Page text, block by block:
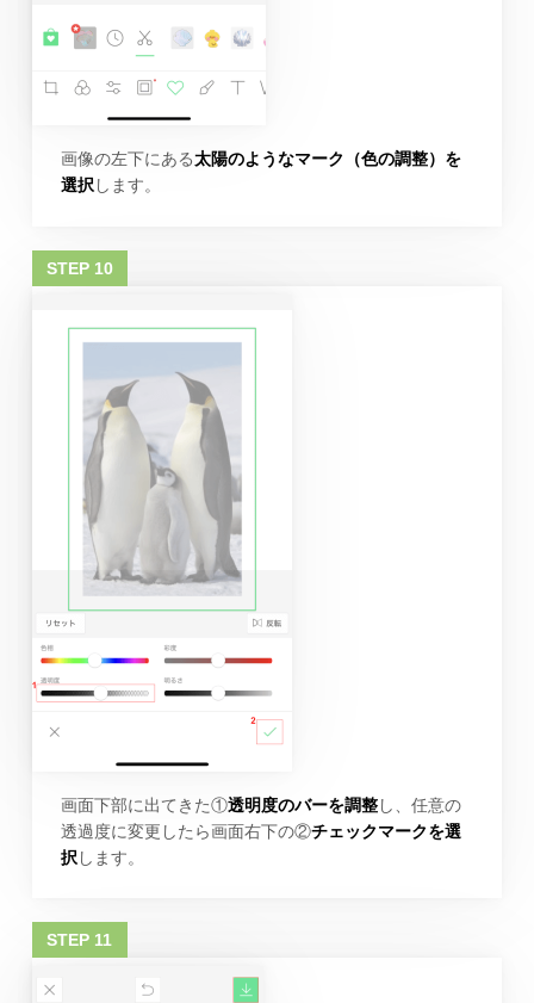
画像の左下にある太陽のようなマーク（色の調整）を
選択します。
画面下部に出てきた①透明度のバーを調整し、任意の
透過度に変更したら画面右下の②チェックマークを選
択 します。